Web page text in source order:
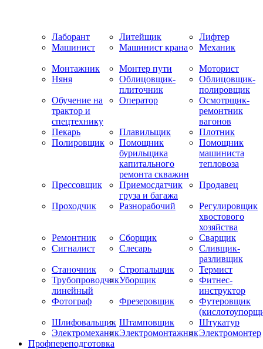
Лаборант Литейщик
Лифтер
Машинист
Машинист крана Механик
Монтажник Монтер пути
Моторист
Няня
Облицовщик-
плиточник
Облицовщик-
полировщик
Обучение на
трактор и
спецтехнику
Оператор
Осмотрщик-
ремонтник
вагонов
Пекарь
Плавильщик
Плотник
Полировщик
Помощник
бурильщика
капитального
ремонта скважин
Помощник
машиниста
тепловоза
Прессовщик
Приемосдатчик
груза и багажа
Продавец
Проходчик Разнорабочий
Регулировщик
хвостового
хозяйства
Ремонтник
Сборщик
Сварщик
Сигналист
Слесарь
Сливщик-
разливщик
Станочник
Стропальщик
Термист
Трубопроводчик
линейный
Уборщик
Фитнес-
инструктор
Фотограф
Фрезеровщик
Футеровщик
Шлифовальщик Штамповщик
Штукатур
ЭлектромеханикЭлектромонтажникЭлектромонтер
Профпереподготовка